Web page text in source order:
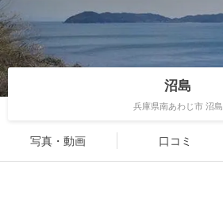
沼島
兵庫県南あわじ市 沼島
写真・動画 口コミ